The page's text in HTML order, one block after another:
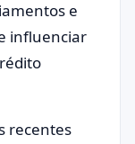
e
influenciar
recentes